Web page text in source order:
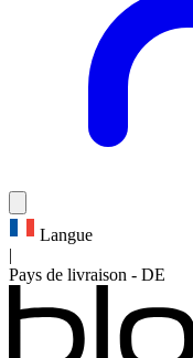
Langue
|
Pays de livraison - DE